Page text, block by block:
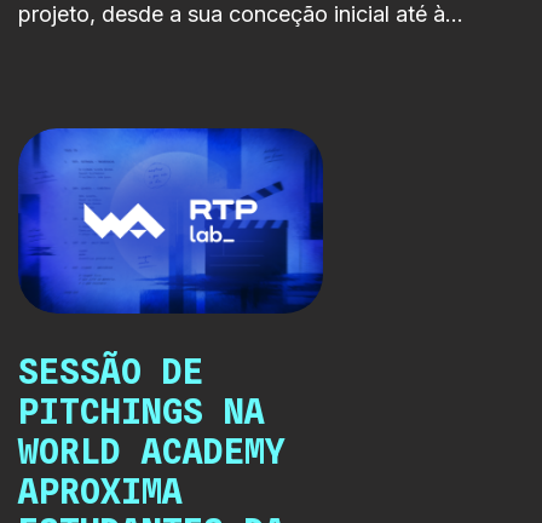
projeto, desde a sua conceção inicial até à
SESSÃO DE
PITCHINGS NA
WORLD ACADEMY
APROXIMA